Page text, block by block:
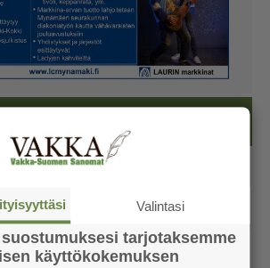
Valintasi
tarjotaksemme
käyttökokemuksen